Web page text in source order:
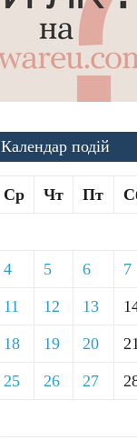
Календар подій
Ср Чт Пт
4 5 6 7
11 12 13
18 19 20 21
25 26 27